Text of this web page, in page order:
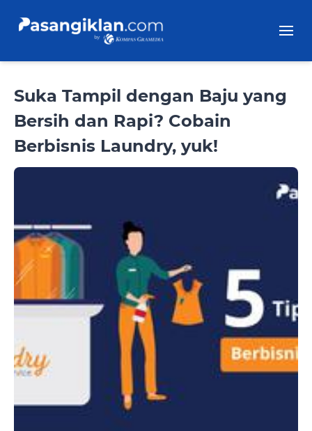
Suka Tampil dengan Baju yang
Bersih dan Rapi? Cobain
Berbisnis Laundry, yuk!